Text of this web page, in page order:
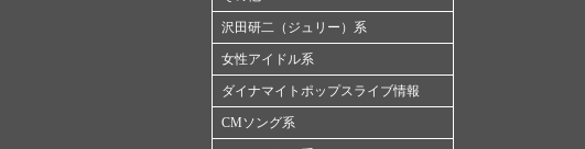
沢田研二（ジュリー）系
女性アイドル系
ダイナマイトポップスライブ情報
CMソング系